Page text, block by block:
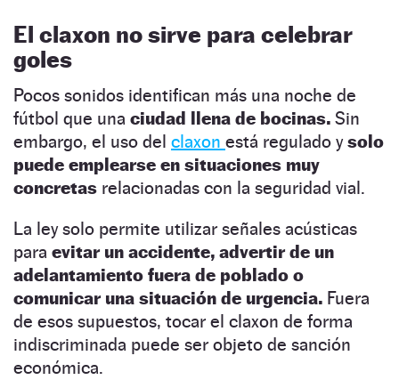
El claxon no sirve para celebrar
goles
Pocos sonidos identifican más una noche de
fútbol que una ciudad llena de bocinas. Sin
embargo, el uso del claxon está regulado ysolo
puede emplearse en situaciones muy
concretas relacionadas con la seguridad vial.
La ley solo permite utilizar señales acústicas
para evitar un accidente, advertir de un
adelantamiento fuera de poblado o
comunicar una situación de urgencia. Fuera
de esos supuestos, tocar el claxon de forma
indiscriminada puede ser objeto de sanción
económica.